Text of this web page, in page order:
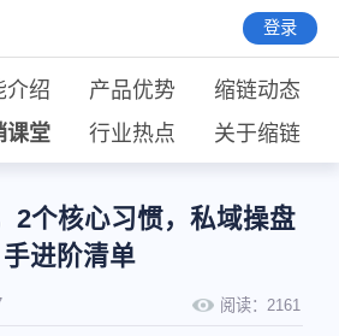
登录
介绍 产品优势
缩链动态
课堂 行业热点 关于缩链
2个核心习惯，私域操盘
手进阶清单
阅读： 2161